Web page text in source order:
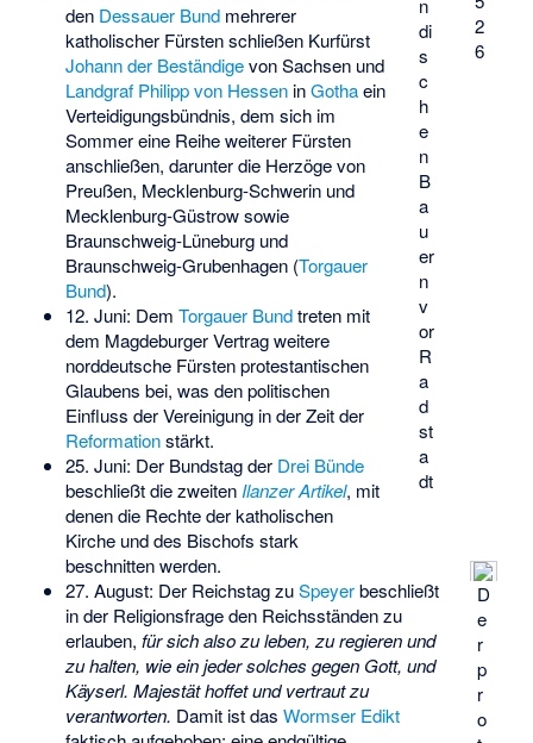
2
6
n
di
s
c
h
e
n
B
a
u
er
n
v
or
R
a
d
st
a
dt
D
e
r
p
r
o
den Dessauer Bundmehrerer
katholischer Fürsten schließen Kurfürst
Johann der Beständigevon Sachsen und
Landgraf Philipp von HesseninGothaein
Verteidigungsbündnis, dem sich im
Sommer eine Reihe weiterer Fürsten
anschließen, darunter die Herzöge von
Preußen, Mecklenburg-Schwerin und
Mecklenburg-Güstrow sowie
Braunschweig-Lüneburg und
Braunschweig-Grubenhagen (Torgauer
Bund).
12. Juni: Dem Torgauer Bundtreten mit
dem Magdeburger Vertrag weitere
norddeutsche Fürsten protestantischen
Glaubens bei, was den politischen
Einfluss der Vereinigung in der Zeit der
Reformationstärkt.
25. Juni: Der Bundstagder Drei Bünde
beschließt die zweitenIlanzer Artikel, mit
denen die Rechte der katholischen
Kirche und des Bischofs stark
beschnitten werden.
27. August: Der Reichstag zuSpeyerbeschließt
in der Religionsfrage den Reichsständen zu
erlauben, für sich also zu leben, zu regieren und
zu halten, wie ein jeder solches gegen Gott, und
Käyserl. Majestät hoffet und vertraut zu
verantworten. Damit ist das Wormser Edikt